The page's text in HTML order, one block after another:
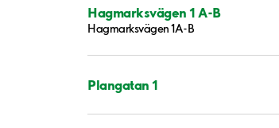
Hagmarksvägen 1 A-B
Hagmarksvägen 1A-B
Plangatan 1